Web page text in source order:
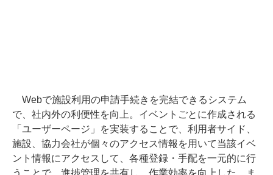
Webで施設利用の申請手続きを完結できるシステム
で、社内外の利便性を向上。イベントごとに作成される
「ユーザーページ」を実装することで、利用者サイド、
施設、協力会社が個々のアクセス情報を用いて当該イベ
ント情報にアクセスして、各種登録・手配を一元的に行
うことで、進捗管理を共有し、作業効率を向上した。ま